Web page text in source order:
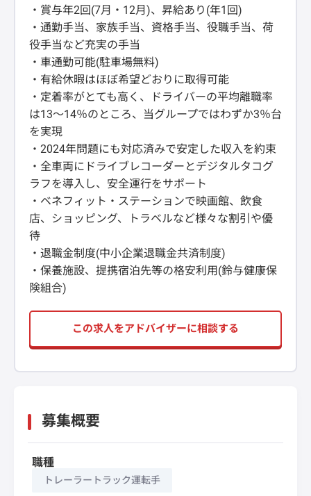
・賞与年2回(7月・12月)、昇給あり(年1回)
・通勤手当、家族手当、資格手当、役職手当、荷
役手当など充実の手当
・車通勤可能(駐車場無料)
・有給休暇はほぼ希望どおりに取得可能
・定着率がとても高く、ドライバーの平均離職率
は13～14％のところ、当グループではわずか3％台
を実現
・2024年問題にも対応済みで安定した収入を約束
・全車両にドライブレコーダーとデジタルタコグ
ラフを導入し、安全運行をサポート
・ベネフィット・ステーションで映画館、飲食
店、ショッピング、トラベルなど様々な割引や優
待
・退職金制度(中小企業退職金共済制度)
・保養施設、提携宿泊先等の格安利用(鈴与健康保
険組合)
この求人をアドバイザーに相談する
募集概要
職種
トレーラートラック運転手